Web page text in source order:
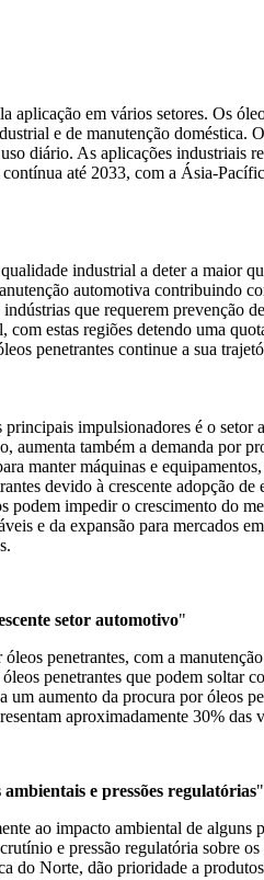
em vários setores. Os
e de manutenção
diário. As aplicações industriais
até 2033, com a Ásia-
industrial a deter a maior
automotiva contribuindo
que requerem prevenção
estas regiões detendo uma
penetrantes continue a sua
impulsionadores é o
aumenta também a demanda
manter máquinas e
devido à crescente adopção
impedir o crescimento do
​​e da expansão para mercados
setor automotivo"
penetrantes, com a
penetrantes que podem
aumento da procura por óleos
aproximadamente 30%
ambientais e pressões regulatórias"
ao impacto ambiental de
e pressão regulatória sobre
Norte, dão prioridade a